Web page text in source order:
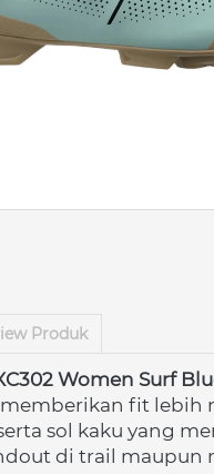
Produk
Women Surf
fit lebih
sol kaku yang
di trail maupun